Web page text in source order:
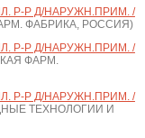
Р-Р Д/НАРУЖН.ПРИМ. /
ФАБРИКА, РОССИЯ)
Р-Р Д/НАРУЖН.ПРИМ. /
ФАРМ.
Р-Р Д/НАРУЖН.ПРИМ. /
ТЕХНОЛОГИИ И